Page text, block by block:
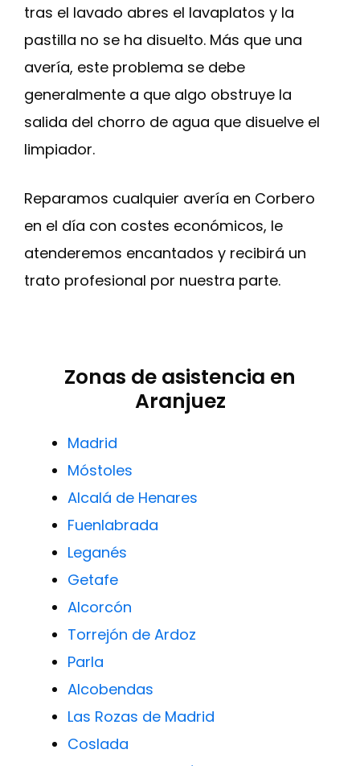
tras el lavado abres el lavaplatos y la
pastilla no se ha disuelto. Más que una
avería, este problema se debe
generalmente a que algo obstruye la
salida del chorro de agua que disuelve el
limpiador.
Reparamos cualquier avería en Corbero
en el día con costes económicos, le
atenderemos encantados y recibirá un
trato profesional por nuestra parte.
Zonas de asistencia en
Aranjuez
Madrid
Móstoles
Alcalá de Henares
Fuenlabrada
Leganés
Getafe
Alcorcón
Torrejón de Ardoz
Parla
Alcobendas
Las Rozas de Madrid
Coslada